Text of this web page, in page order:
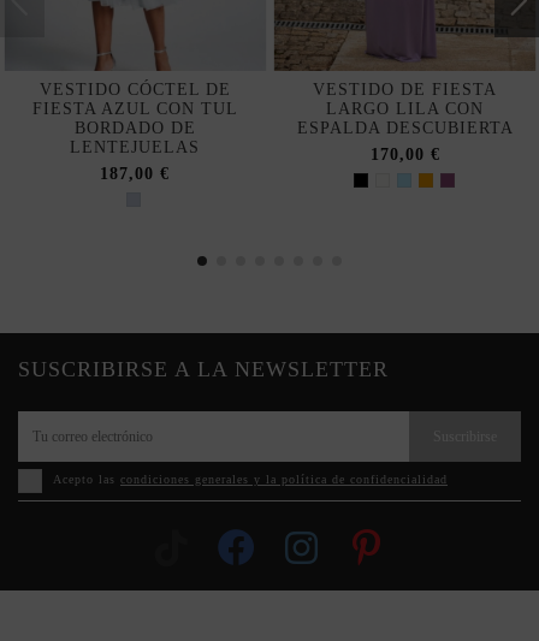
VESTIDO CÓCTEL DE
FIESTA AZUL CON TUL
BORDADO DE
LENTEJUELAS
187,00 €
VESTIDO DE FIESTA
LARGO LILA CON
ESPALDA DESCUBIERTA
170,00 €
SUSCRIBIRSE A LA NEWSLETTER
Acepto las condiciones generales y la política de confidencialidad